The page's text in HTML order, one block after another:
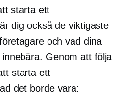
starta ett
dig också de viktigaste
och vad dina
Genom att följa
starta ett
det borde vara: